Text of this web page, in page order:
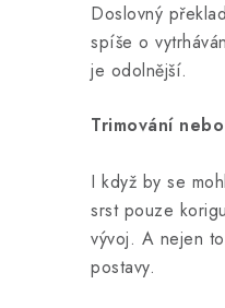
Doslovný
spíše o
je odolnější.
Trimování
I když by se
srst pouze
vývoj. A nejen
postavy.